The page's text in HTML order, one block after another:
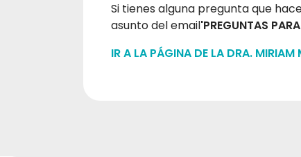
Si tienes alguna pregunta que
asunto del email'PREGUNTAS
IR A LA PÁGINA DE LA DRA. MIRIAM